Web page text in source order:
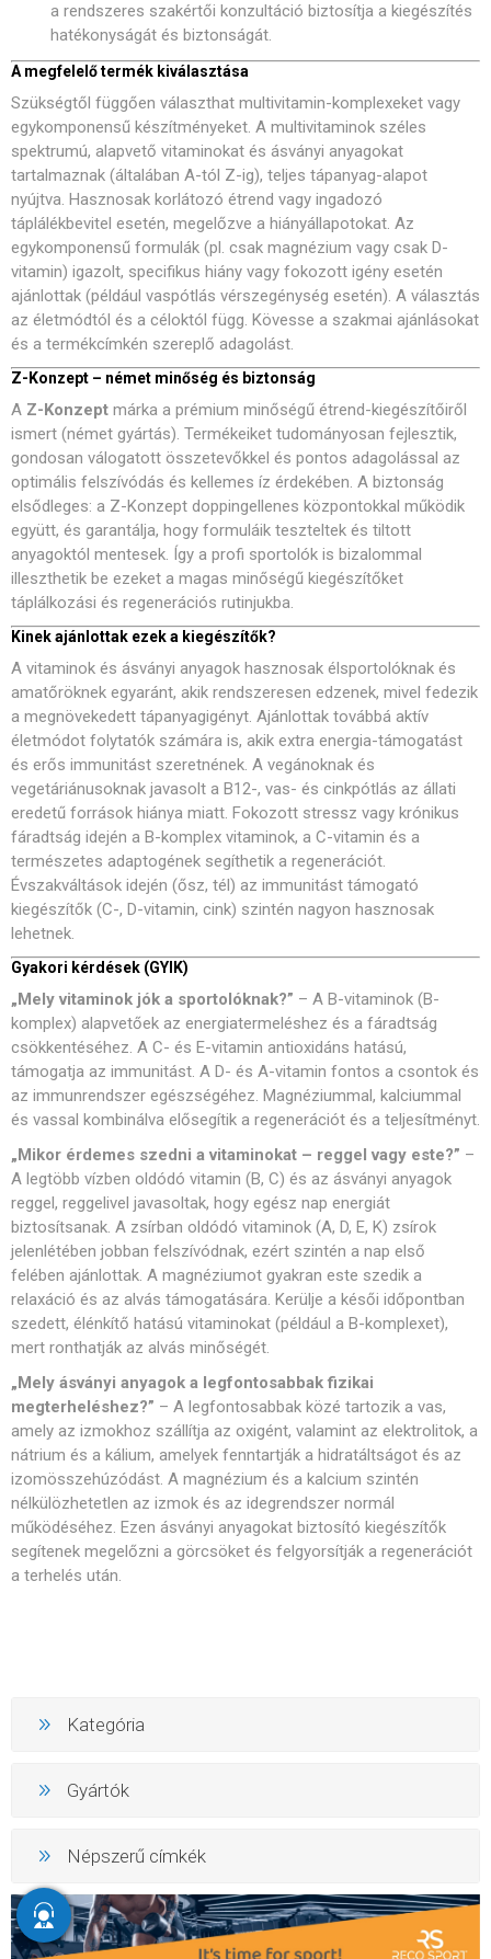
a rendszeres szakértői konzultáció biztosítja a kiegészítés
hatékonyságát és biztonságát.
A megfelelő termék kiválasztása
Szükségtől függően választhat multivitamin-komplexeket vagy
egykomponensű készítményeket. A multivitaminok széles
spektrumú, alapvető vitaminokat és ásványi anyagokat
tartalmaznak (általában A-tól Z-ig), teljes tápanyag-alapot
nyújtva. Hasznosak korlátozó étrend vagy ingadozó
táplálékbevitel esetén, megelőzve a hiányállapotokat. Az
egykomponensű formulák (pl. csak magnézium vagy csak D-
vitamin) igazolt, specifikus hiány vagy fokozott igény esetén
ajánlottak (például vaspótlás vérszegénység esetén). A választás
az életmódtól és a céloktól függ. Kövesse a szakmai ajánlásokat
és a termékcímkén szereplő adagolást.
Z-Konzept – német minőség és biztonság
A Z-Konzept márka a prémium minőségű étrend-kiegészítőiről
ismert (német gyártás). Termékeiket tudományosan fejlesztik,
gondosan válogatott összetevőkkel és pontos adagolással az
optimális felszívódás és kellemes íz érdekében. A biztonság
elsődleges: a Z-Konzept doppingellenes központokkal működik
együtt, és garantálja, hogy formuláik teszteltek és tiltott
anyagoktól mentesek. Így a profi sportolók is bizalommal
illeszthetik be ezeket a magas minőségű kiegészítőket
táplálkozási és regenerációs rutinjukba.
Kinek ajánlottak ezek a kiegészítők?
A vitaminok és ásványi anyagok hasznosak élsportolóknak és
amatőröknek egyaránt, akik rendszeresen edzenek, mivel fedezik
a megnövekedett tápanyagigényt. Ajánlottak továbbá aktív
életmódot folytatók számára is, akik extra energia-támogatást
és erős immunitást szeretnének. A vegánoknak és
vegetáriánusoknak javasolt a B12-, vas- és cinkpótlás az állati
eredetű források hiánya miatt. Fokozott stressz vagy krónikus
fáradtság idején a B-komplex vitaminok, a C-vitamin és a
természetes adaptogének segíthetik a regenerációt.
Évszakváltások idején (ősz, tél) az immunitást támogató
kiegészítők (C-, D-vitamin, cink) szintén nagyon hasznosak
lehetnek.
Gyakori kérdések (GYIK)
„Mely vitaminok jók a sportolóknak?” – A B-vitaminok (B-
komplex) alapvetőek az energiatermeléshez és a fáradtság
csökkentéséhez. A C- és E-vitamin antioxidáns hatású,
támogatja az immunitást. A D- és A-vitamin fontos a csontok és
az immunrendszer egészségéhez. Magnéziummal, kalciummal
és vassal kombinálva elősegítik a regenerációt és a teljesítményt.
„Mikor érdemes szedni a vitaminokat – reggel vagy este?” –
A legtöbb vízben oldódó vitamin (B, C) és az ásványi anyagok
reggel, reggelivel javasoltak, hogy egész nap energiát
biztosítsanak. A zsírban oldódó vitaminok (A, D, E, K) zsírok
jelenlétében jobban felszívódnak, ezért szintén a nap első
felében ajánlottak. A magnéziumot gyakran este szedik a
relaxáció és az alvás támogatására. Kerülje a késői időpontban
szedett, élénkítő hatású vitaminokat (például a B-komplexet),
mert ronthatják az alvás minőségét.
„Mely ásványi anyagok a legfontosabbak fizikai
megterheléshez?” – A legfontosabbak közé tartozik a vas,
amely az izmokhoz szállítja az oxigént, valamint az elektrolitok, a
nátrium és a kálium, amelyek fenntartják a hidratáltságot és az
izomösszehúzódást. A magnézium és a kalcium szintén
nélkülözhetetlen az izmok és az idegrendszer normál
működéséhez. Ezen ásványi anyagokat biztosító kiegészítők
segítenek megelőzni a görcsöket és felgyorsítják a regenerációt
a terhelés után.
Kategória
Gyártók
Népszerű címkék